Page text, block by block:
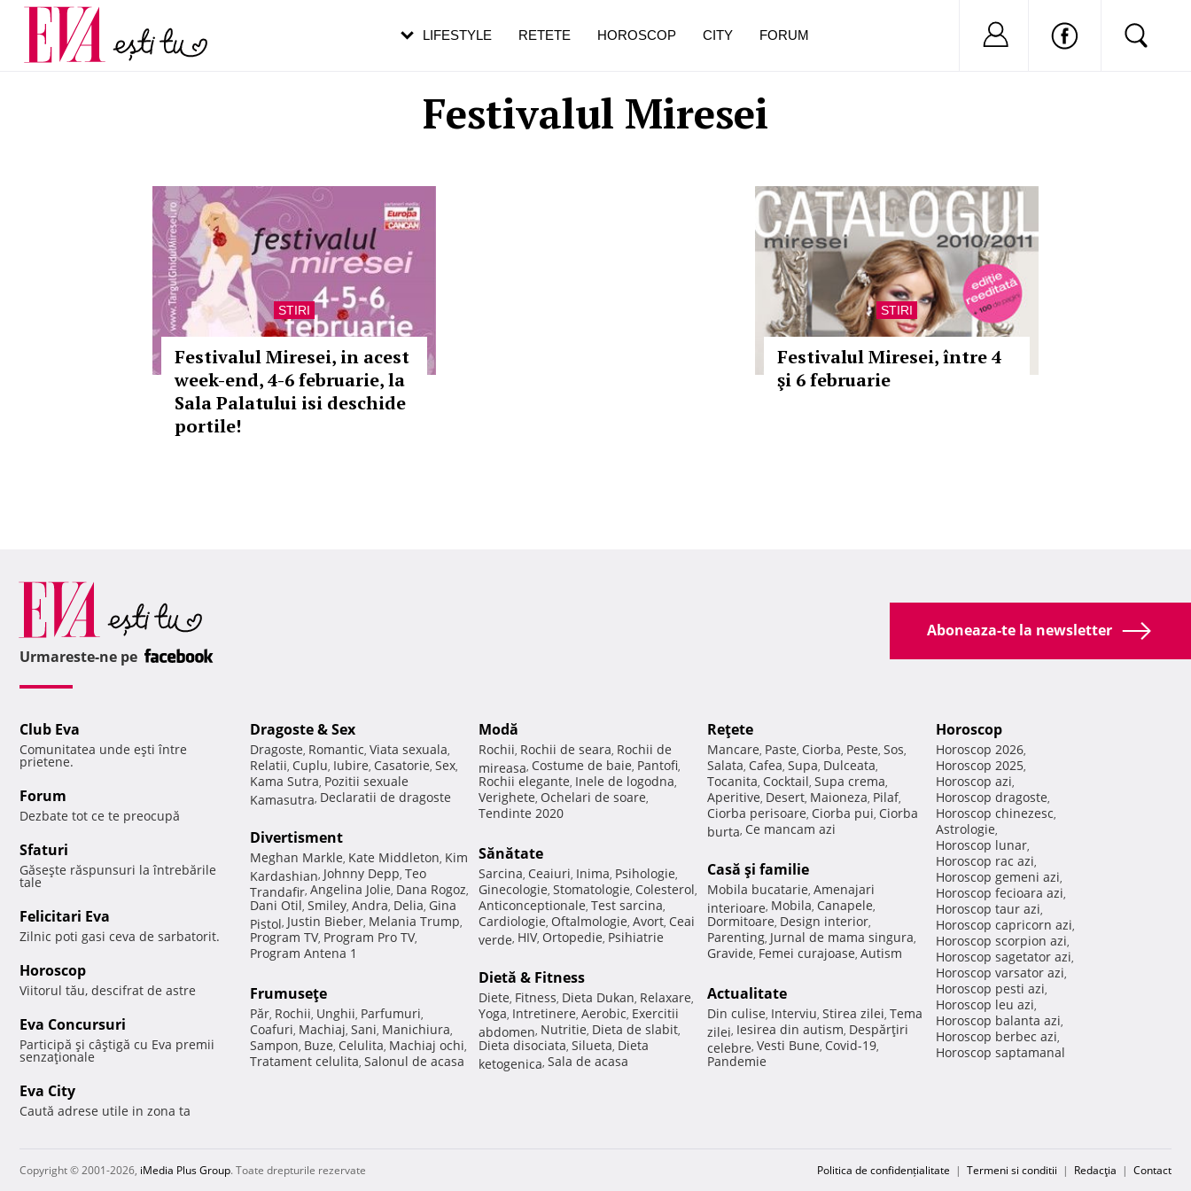
Festivalul Miresei
STIRI
Festivalul Miresei, in acest
week-end, 4-6 februarie, la
Sala Palatului isi deschide
portile!
STIRI
Festivalul Miresei, între 4
şi 6 februarie
LIFESTYLE RETETE HOROSCOP CITY FORUM Nu ai cont?
Carieră
Actualitate
pe măsură ce înaintezi în vârstă
de dureroasă este investigația
Aboneaza-te la newsletter
Urmareste-ne pe
Club Eva
Comunitatea unde eşti între
prietene.
Forum
Dezbate tot ce te preocupă
Sfaturi
Găseşte răspunsuri la întrebările
tale
Felicitari Eva
Zilnic poti gasi ceva de sarbatorit.
Horoscop
Viitorul tău, descifrat de astre
Eva Concursuri
Participă şi câştigă cu Eva premii
senzaţionale
Eva City
Caută adrese utile in zona ta
Dragoste & Sex
Dragoste, Romantic, Viata sexuala,
Relatii, Cuplu, Iubire, Casatorie, Sex,
Kama Sutra, Pozitii sexuale
Kamasutra, Declaratii de dragoste
Divertisment
Meghan Markle, Kate Middleton, Kim
Kardashian, Johnny Depp, Teo
Trandafir, Angelina Jolie, Dana Rogoz,
Dani Otil, Smiley, Andra, Delia, Gina
Pistol, Justin Bieber, Melania Trump,
Program TV, Program Pro TV,
Program Antena 1
Frumuseţe
Păr, Rochii, Unghii, Parfumuri,
Coafuri, Machiaj, Sani, Manichiura,
Sampon, Buze, Celulita, Machiaj ochi,
Tratament celulita, Salonul de acasa
Modă
Rochii, Rochii de seara, Rochii de
mireasa, Costume de baie, Pantofi,
Rochii elegante, Inele de logodna,
Verighete, Ochelari de soare,
Tendinte 2020
Sănătate
Sarcina, Ceaiuri, Inima, Psihologie,
Ginecologie, Stomatologie, Colesterol,
Anticonceptionale, Test sarcina,
Cardiologie, Oftalmologie, Avort, Ceai
verde, HIV, Ortopedie, Psihiatrie
Dietă & Fitness
Diete, Fitness, Dieta Dukan, Relaxare,
Yoga, Intretinere, Aerobic, Exercitii
abdomen, Nutritie, Dieta de slabit,
Dieta disociata, Silueta, Dieta
ketogenica, Sala de acasa
Reţete
Mancare, Paste, Ciorba, Peste, Sos,
Salata, Cafea, Supa, Dulceata,
Tocanita, Cocktail, Supa crema,
Aperitive, Desert, Maioneza, Pilaf,
Ciorba perisoare, Ciorba pui, Ciorba
burta, Ce mancam azi
Casă şi familie
Mobila bucatarie, Amenajari
interioare, Mobila, Canapele,
Dormitoare, Design interior,
Parenting, Jurnal de mama singura,
Gravide, Femei curajoase, Autism
Actualitate
Din culise, Interviu, Stirea zilei, Tema
zilei, Iesirea din autism, Despărţiri
celebre, Vesti Bune, Covid-19,
Pandemie
Horoscop
Horoscop 2026,
Horoscop 2025,
Horoscop azi,
Horoscop dragoste,
Horoscop chinezesc,
Astrologie,
Horoscop lunar,
Horoscop rac azi,
Horoscop gemeni azi,
Horoscop fecioara azi,
Horoscop taur azi,
Horoscop capricorn azi,
Horoscop scorpion azi,
Horoscop sagetator azi,
Horoscop varsator azi,
Horoscop pesti azi,
Horoscop leu azi,
Horoscop balanta azi,
Horoscop berbec azi,
Horoscop saptamanal
Copyright © 2001-2026, iMedia Plus Group. Toate drepturile rezervate Politica de confidențialitate | Termeni si conditii | Redacţia | Contact